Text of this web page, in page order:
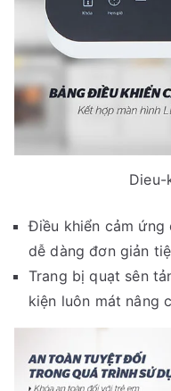
Dieu-
Điều khiển cảm ứng
dễ dàng đơn giản
Trang bị quạt sên
kiện luôn mát nâng